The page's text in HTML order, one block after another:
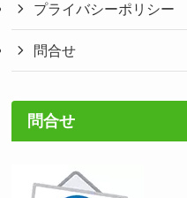
プライバシーポリシー
問合せ
問合せ